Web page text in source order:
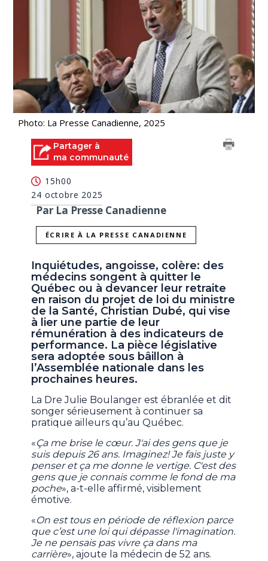
Photo: La Presse Canadienne, 2025
Partager à
ma communauté
15h00
24 octobre 2025
Par La Presse Canadienne
ÉCRIRE À LA PRESSE CANADIENNE
Inquiétudes, angoisse, colère: des
médecins songent à quitter le
Québec ou à devancer leur retraite
en raison du projet de loi du ministre
de la Santé, Christian Dubé, qui vise
à lier une partie de leur
rémunération à des indicateurs de
performance. La pièce législative
sera adoptée sous bâillon à
l’Assemblée nationale dans les
prochaines heures.
La Dre Julie Boulanger est ébranlée et dit
songer sérieusement à continuer sa
pratique ailleurs qu’au Québec.
«Ça me brise le cœur. J'ai des gens que je
suis depuis 26 ans. Imaginez! Je fais juste y
penser et ça me donne le vertige. C'est des
gens que je connais comme le fond de ma
poche», a-t-elle affirmé, visiblement
émotive.
«On est tous en période de réflexion parce
que c’est une loi qui dépasse l'imagination.
Je ne pensais pas vivre ça dans ma
carrière», ajoute la médecin de 52 ans.